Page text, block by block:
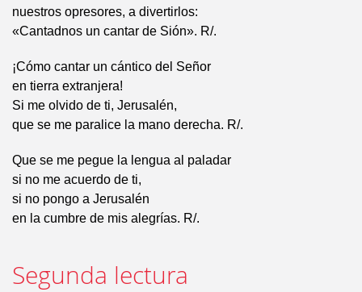
nuestros opresores, a divertirlos:
«Cantadnos un cantar de Sión». R/.
¡Cómo cantar un cántico del Señor
en tierra extranjera!
Si me olvido de ti, Jerusalén,
que se me paralice la mano derecha. R/.
Que se me pegue la lengua al paladar
si no me acuerdo de ti,
si no pongo a Jerusalén
en la cumbre de mis alegrías. R/.
Segunda lectura